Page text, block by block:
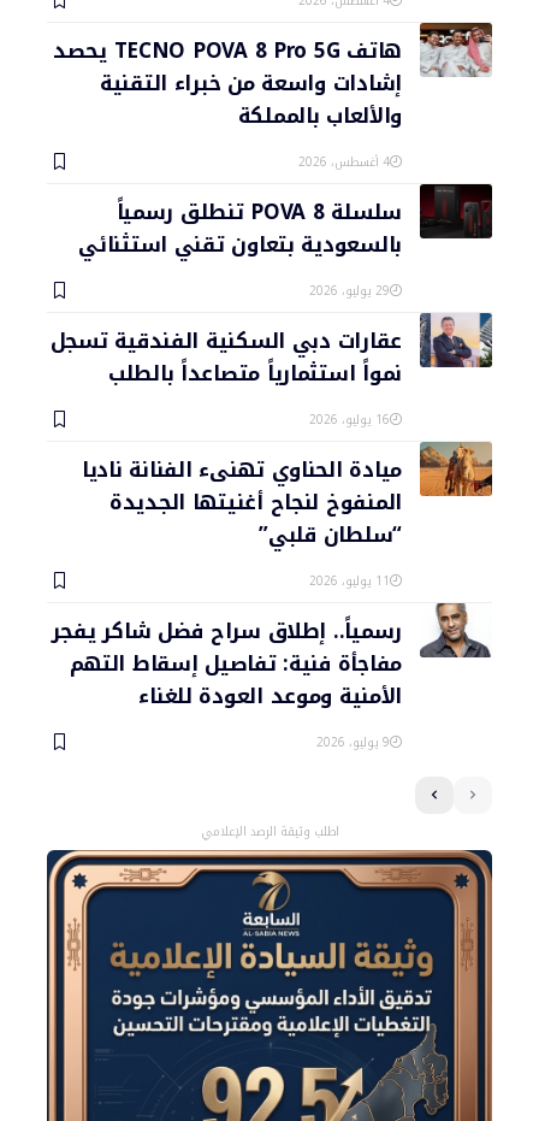
هاتف TECNO POVA 8 Pro 5G يحصد
إشادات واسعة من خبراء التقنية
والألعاب بالمملكة
4 أغسطس، 2026
سلسلة POVA 8 تنطلق رسمياً
بالسعودية بتعاون تقني استثنائي
29 يوليو، 2026
عقارات دبي السكنية الفندقية تسجل
نمواً استثمارياً متصاعداً بالطلب
16 يوليو، 2026
ميادة الحناوي تهنىء الفنانة ناديا
المنفوخ لنجاح أغنيتها الجديدة
“سلطان قلبي”
11 يوليو، 2026
رسمياً.. إطلاق سراح فضل شاكر يفجر
مفاجأة فنية: تفاصيل إسقاط التهم
الأمنية وموعد العودة للغناء
9 يوليو، 2026
اطلب وثيقة الرصد الإعلامي